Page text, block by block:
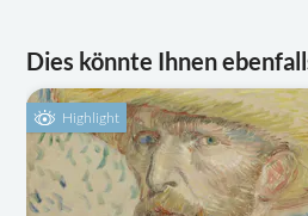
Dies könnte Ihnen
Highlight